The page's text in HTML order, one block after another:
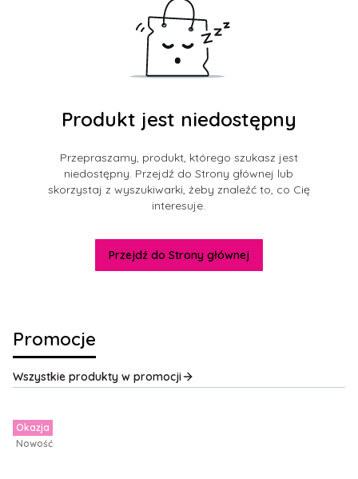
Produkt jest niedostępny
Przepraszamy, produkt, którego szukasz jest
niedostępny. Przejdź do Strony głównej lub
skorzystaj z wyszukiwarki, żeby znaleźć to, co Cię
interesuje.
Przejdź do Strony głównej
Promocje
Wszystkie produkty w promocji
Okazja
Nowość